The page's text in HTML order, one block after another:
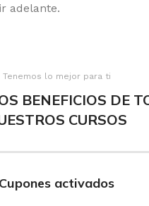
adelante.
Tenemos lo mejor para ti
BENEFICIOS DE
CURSOS
Cupones activados